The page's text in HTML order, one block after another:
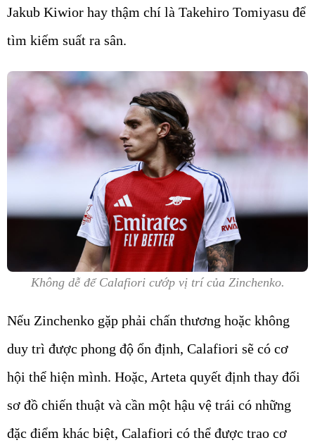
Jakub Kiwior hay thậm chí là Takehiro Tomiyasu để
tìm kiếm suất ra sân.
Không dễ để Calafiori cướp vị trí của Zinchenko.
Nếu Zinchenko gặp phải chấn thương hoặc không
duy trì được phong độ ổn định, Calafiori sẽ có cơ
hội thể hiện mình. Hoặc, Arteta quyết định thay đổi
sơ đồ chiến thuật và cần một hậu vệ trái có những
đặc điểm khác biệt, Calafiori có thể được trao cơ